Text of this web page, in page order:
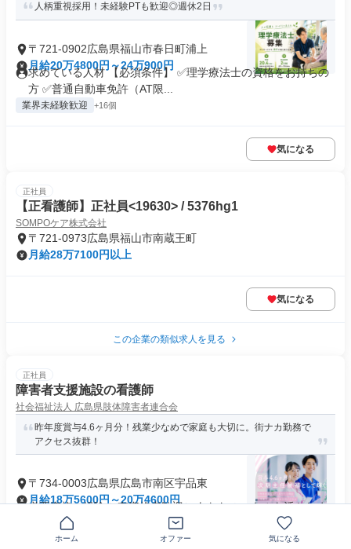
人柄重視採用！未経験PTも歓迎◎週休2日
〒721-0902広島県福山市春日町浦上
月給20万4800円～24万900円
求めている人材 【必須条件】 ✅理学療法士の資格をお持ちの
方 ✅普通自動車免許（AT限...
業界未経験歓迎 +16個
気になる
正社員
【正看護師】正社員<19630> / 5376hg1
SOMPOケア株式会社
〒721-0973広島県福山市南蔵王町
月給28万7100円以上
気になる
この企業の類似求人を見る
正社員
障害者支援施設の看護師
社会福祉法人 広島県肢体障害者連合会
昨年度賞与4.6ヶ月分！残業少なめで家庭も大切に。街ナカ勤務で
アクセス抜群！
〒734-0003広島県広島市南区宇品東
月給18万5600円～20万4600円
必要資格・経験 ✨有資格者歓迎✨ あなたのスキルを活かしま
せんか？ 【必須】 ・...
住宅手当あり +3個
ホーム オファー 気になる